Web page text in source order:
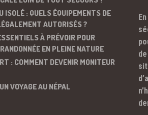
ISOLÉ : QUELS ÉQUIPEMENTS DE
AUTORISÉS ?
À PRÉVOIR POUR
EN PLEINE NATURE
: COMMENT DEVENIR MONITEUR
VOYAGE AU NÉPAL